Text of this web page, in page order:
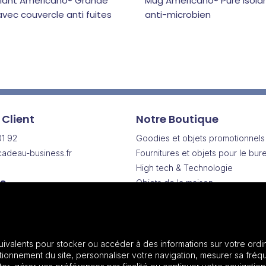
couvercle anti fuites
anti-microbien
Client
92
business.fr
Notre Boutique
Goodies et objets promotionnels
Fournitures et objets pour le
High tech & Technologie
Objets de la maison
Maroquinerie
Plantes et graines
pour stocker ou accéder à des informations sur votre
du site, personnaliser votre navigation, mesurer sa